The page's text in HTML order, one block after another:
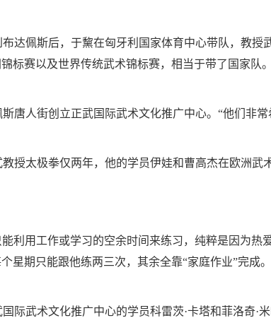
佩斯后，于黧在匈牙利国家体育中心带队，教授
标赛以及世界传统武术锦标赛，相当于带了国家队
人街创立正武国际武术文化推广中心。“他们非常
太极拳仅两年，他的学员伊娃和曹高杰在欧洲武
用工作或学习的空余时间来练习，纯粹是因为热爱
星期只能跟他练两三次，其余全靠“家庭作业”完成
武术文化推广中心的学员科雷茨·卡塔和菲洛奇·